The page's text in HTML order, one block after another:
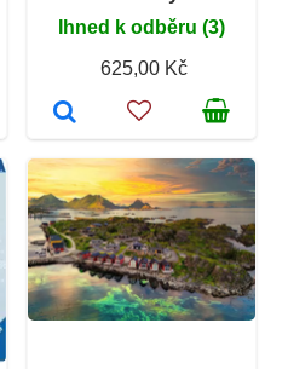
Ihned k odběru (3)
625,00 Kč